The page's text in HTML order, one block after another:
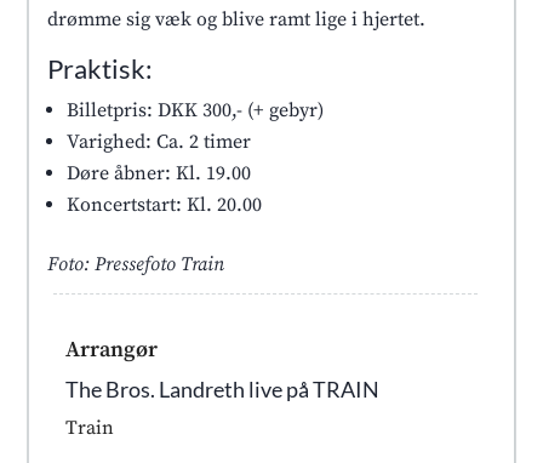
drømme sig væk og blive ramt lige i hjertet.
Praktisk:
Billetpris: DKK 300,- (+ gebyr)
Varighed: Ca. 2 timer
Døre åbner: Kl. 19.00
Koncertstart: Kl. 20.00
Foto: Pressefoto Train
Arrangør
The Bros. Landreth live på TRAIN
Train